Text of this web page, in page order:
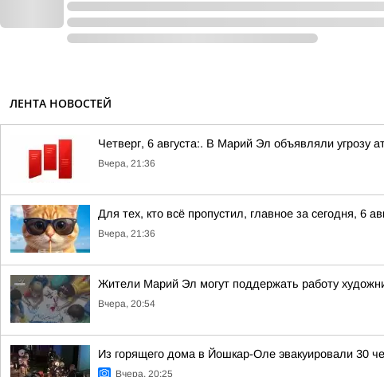
ЛЕНТА НОВОСТЕЙ
Четверг, 6 августа:. В Марий Эл объявляли угрозу
Вчера, 21:36
Для тех, кто всё пропустил, главное за сегодня, 6
Вчера, 21:36
Жители Марий Эл могут поддержать работу
Вчера, 20:54
Из горящего дома в Йошкар-Оле эвакуировали 30
Вчера, 20:25